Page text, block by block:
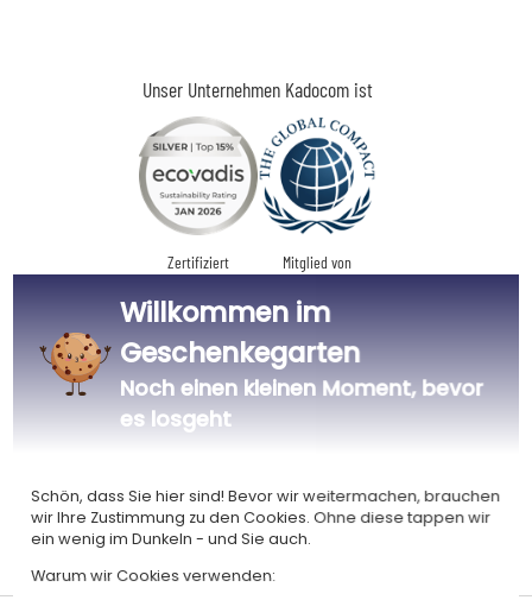
Unser Unternehmen Kadocom ist
Zertifiziert
Mitglied von
Dieses Geschenk ist
Personalisiert
Hergestellt in
Willkommen im
Geschenkegarten
Noch einen kleinen Moment, bevor
es losgeht
Schön, dass Sie hier sind! Bevor wir weitermachen, brauchen
wir Ihre Zustimmung zu den Cookies. Ohne diese tappen wir
ein wenig im Dunkeln - und Sie auch.
Warum wir Cookies verwenden: